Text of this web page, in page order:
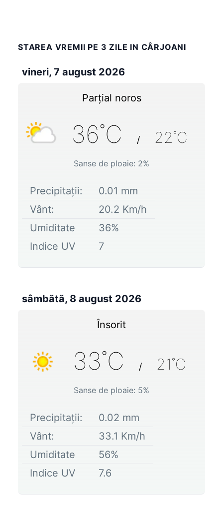
STAREA VREMII PE 3 ZILE IN CÂRJOANI
vineri, 7 august 2026
Parțial noros
36˚C / 22˚C
Sanse de ploaie: 2%
Precipitații: 0.01 mm
Vânt:
20.2 Km/h
Umiditate
36%
Indice UV
7
sâmbătă, 8 august 2026
Însorit
33˚C / 21˚C
Sanse de ploaie: 5%
Precipitații: 0.02 mm
Vânt:
33.1 Km/h
Umiditate
56%
Indice UV
7.6